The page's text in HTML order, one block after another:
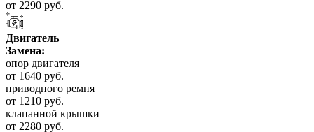
от 2290 руб.
Двигатель
Замена:
опор двигателя
от 1640 руб.
приводного ремня
от 1210 руб.
клапанной крышки
от 2280 руб.